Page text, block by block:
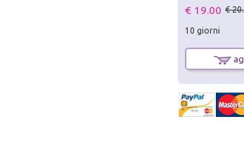
€ 19.00 €
10 giorni
Interessato ai nostri
Sarai informato delle nostre
comunque cancellarti quando
modulo di iscrizione